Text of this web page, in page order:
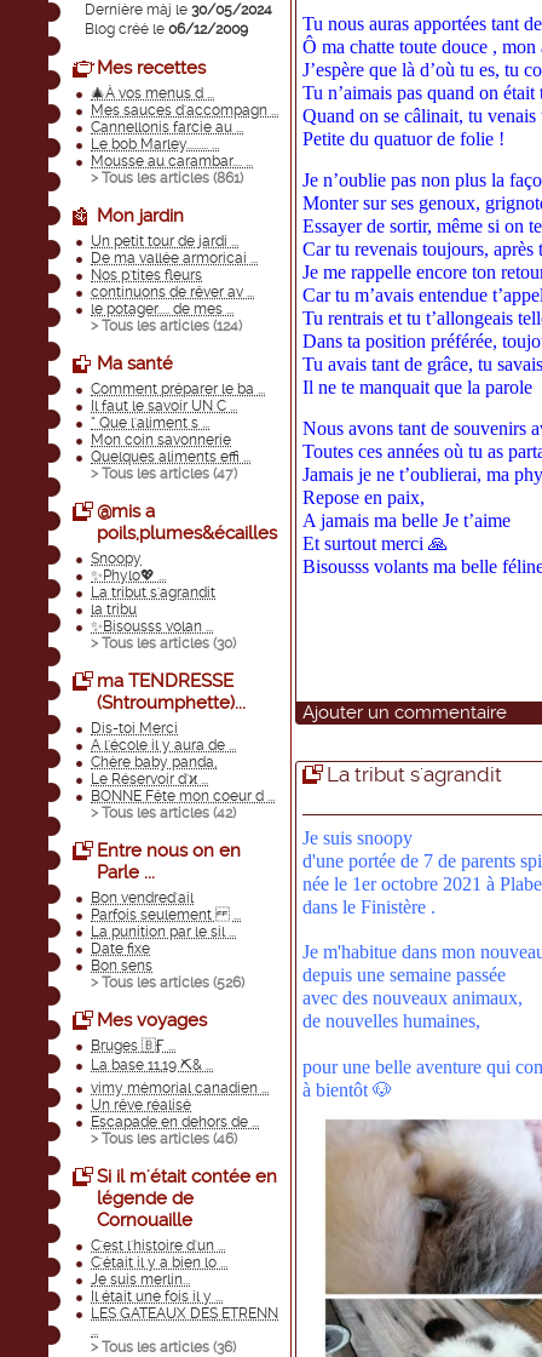
Dernière màj le 30/05/2024
Blog créé le 06/12/2009
Mes recettes
🎄À vos menus d ...
Mes sauces d'accompagn ...
Cannellonis farcie au ...
Le bob Marley......... ...
Mousse au carambar.... ...
> Tous les articles (861)
Mon jardin
Un petit tour de jardi ...
De ma vallée armoricai ...
Nos p'tites fleurs
continuons de rêver av ...
le potager..... de mes ...
> Tous les articles (124)
Ma santé
Comment préparer le ba ...
Il faut le savoir UN C ...
“ Que l'aliment s ...
Mon coin savonnerie
Quelques aliments effi ...
> Tous les articles (47)
@mis a
poils,plumes&écailles
Snoopy
✨Phylo💖 ...
La tribut s'agrandit
la tribu
✨Bisousss volan ...
> Tous les articles (30)
ma TENDRESSE
(Shtroumphette)...
Dis-toi Merci
A l'école il y aura de ...
Chère baby panda,
Le Réservoir d'ϰ ...
BONNE Fête mon coeur d ...
> Tous les articles (42)
Entre nous on en
Parle ...
Bon vendred'ail
Parfois seulement ...
La punition par le sil ...
Date fixe
Bon sens
> Tous les articles (526)
Mes voyages
Bruges 🇧Ӻ ...
La base 11,19 ⛏& ...
vimy mémorial canadien ...
Un rêve réalisé
Escapade en dehors de ...
> Tous les articles (46)
Si il m'était contée en
légende de
Cornouaille
C'est l'histoire d'un ...
C'était il y a bien lo ...
Je suis merlin...
Il était une fois il y ...
LES GATEAUX DES ETRENN
...
> Tous les articles (36)
Tu nous auras apportées tant
Ô ma chatte toute douce , mon
J’espère que là d’où tu es, tu
Tu n’aimais pas quand on était
Quand on se câlinait, tu
Petite du quatuor de folie !
Je n’oublie pas non plus la
Monter sur ses genoux,
Essayer de sortir, même si on
Car tu revenais toujours,
Je me rappelle encore ton
Car tu m’avais entendue
Tu rentrais et tu t’allongeais
Dans ta position préférée,
Tu avais tant de grâce, tu
Il ne te manquait que la parole
Nous avons tant de souvenirs
Toutes ces années où tu as
Jamais je ne t’oublierai, ma
Repose en paix,
A jamais ma belle Je t’aime
Et surtout merci 🙏
Bisousss volants ma belle
Ajouter un commentaire
La tribut s'agrandit
Je suis snoopy
d'une portée de 7 de parents
née le 1er octobre 2021 à
dans le Finistère .
Je m'habitue dans mon
depuis une semaine passée
avec des nouveaux animaux,
de nouvelles humaines,
pour une belle aventure qui
à bientôt 🐶